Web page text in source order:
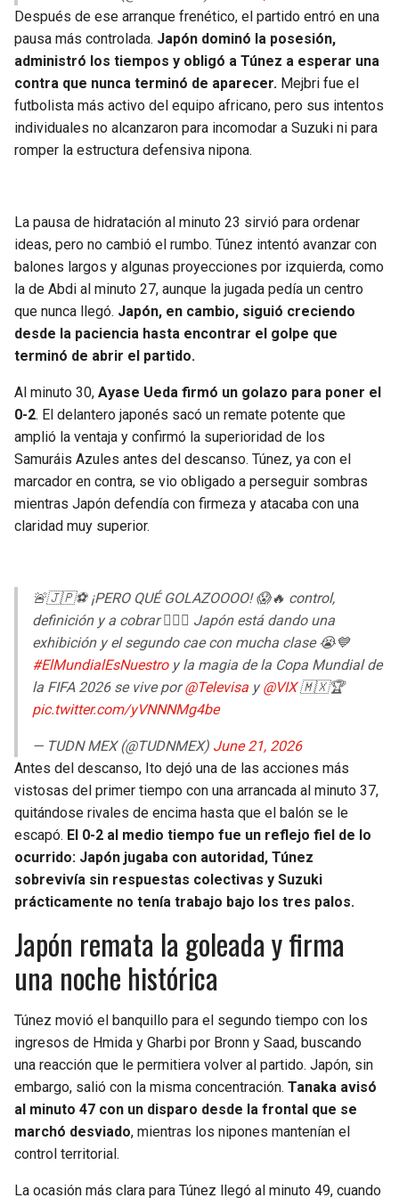
Después de ese arranque frenético, el partido entró en una
pausa más controlada. Japón dominó la posesión,
administró los tiempos y obligó a Túnez a esperar una
contra que nunca terminó de aparecer. Mejbri fue el
futbolista más activo del equipo africano, pero sus intentos
individuales no alcanzaron para incomodar a Suzuki ni para
romper la estructura defensiva nipona.
La pausa de hidratación al minuto 23 sirvió para ordenar
ideas, pero no cambió el rumbo. Túnez intentó avanzar con
balones largos y algunas proyecciones por izquierda, como
la de Abdi al minuto 27, aunque la jugada pedía un centro
que nunca llegó. Japón, en cambio, siguió creciendo
desde la paciencia hasta encontrar el golpe que
terminó de abrir el partido.
Al minuto 30, Ayase Ueda firmó un golazo para poner el
0-2. El delantero japonés sacó un remate potente que
amplió la ventaja y confirmó la superioridad de los
Samuráis Azules antes del descanso. Túnez, ya con el
marcador en contra, se vio obligado a perseguir sombras
mientras Japón defendía con firmeza y atacaba con una
claridad muy superior.
🚨🇯🇵⚽ ¡PERO QUÉ GOLAZOOOO! 😱🔥 control,
definición y a cobrar 😮‍💨✨ Japón está dando una
exhibición y el segundo cae con mucha clase 😭💙
#ElMundialEsNuestroy la magia de la Copa Mundial de
la FIFA 2026 se vive por@Televisa y@VIX🇲🇽🏆
pic.twitter.com/yVNNNMg4be
— TUDN MEX (@TUDNMEX) June 21, 2026
Antes del descanso, Ito dejó una de las acciones más
vistosas del primer tiempo con una arrancada al minuto 37,
quitándose rivales de encima hasta que el balón se le
escapó. El 0-2 al medio tiempo fue un reflejo fiel de lo
ocurrido: Japón jugaba con autoridad, Túnez
sobrevivía sin respuestas colectivas y Suzuki
prácticamente no tenía trabajo bajo los tres palos.
Japón remata la goleada y firma
una noche histórica
Túnez movió el banquillo para el segundo tiempo con los
ingresos de Hmida y Gharbi por Bronn y Saad, buscando
una reacción que le permitiera volver al partido. Japón, sin
embargo, salió con la misma concentración. Tanaka avisó
al minuto 47 con un disparo desde la frontal que se
marchó desviado, mientras los nipones mantenían el
control territorial.
La ocasión más clara para Túnez llegó al minuto 49, cuando